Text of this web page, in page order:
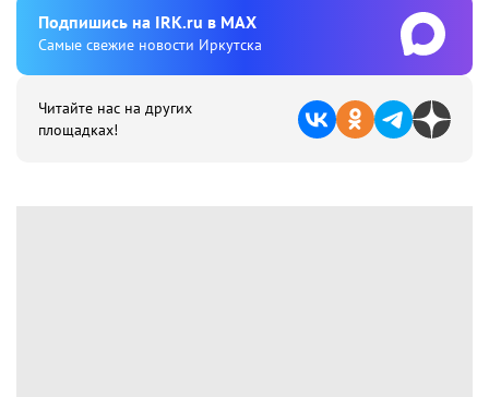
Подпишиcь на IRK.ru в MAX
Cамые свежие новости Иркутска
Читайте нас на других
площадках!